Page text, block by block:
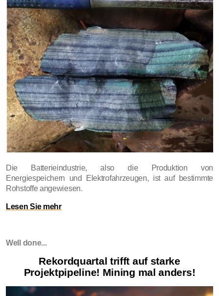
Die Batterieindustrie, also die Produktion von
Energiespeichern und Elektrofahrzeugen, ist auf bestimmte
Rohstoffe angewiesen.
Lesen Sie mehr
Well done...
Rekordquartal trifft auf starke
Projektpipeline! Mining mal anders!